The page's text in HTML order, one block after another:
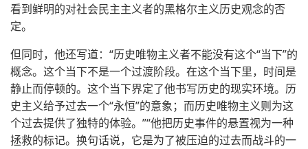
看到鲜明的对社会民主主义者的黑格尔主义历史观念的否
定。
但同时，他还写道：“历史唯物主义者不能没有这个“当下”的
概念。这个当下不是一个过渡阶段。在这个当下里，时间是
静止而停顿的。这个当下界定了他书写历史的现实环境。历
史主义给予过去一个“永恒”的意象；而历史唯物主义则为这
个过去提供了独特的体验。”“他把历史事件的悬置视为一种
拯救的标记。换句话说，它是为了被压迫的过去而战斗的一